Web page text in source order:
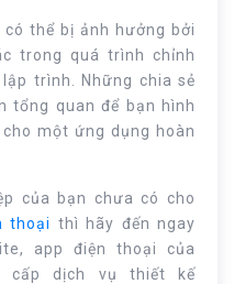
thể bị ảnh hưởng bởi
trong quá trình chỉnh
trình. Những chia sẻ
tổng quan để bạn hình
một ứng dụng hoàn
của bạn chưa có cho
thoại thì hãy đến ngay
app điện thoại của
cấp dịch vụ thiết kế